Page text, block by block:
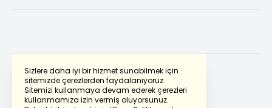
Sizlere daha iyi bir hizmet sunabilmek için
sitemizde çerezlerden faydalanıyoruz.
Sitemizi kullanmaya devam ederek çerezleri
kullanmamıza izin vermiş oluyorsunuz.
Powered by Translate